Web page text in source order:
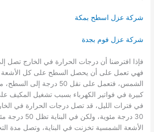
شركة عزل اسطح بمكة
شركة عزل فوم بجدة
فهي تعمل على أن يحصل السطح على كل الأشعة
الشمس، فتعمل على نقل 50
كبيرة في فواتير الكهرباء بسبب تشغيل المكيف
في فترات الليل، قد تصل درجات الحرارة في
30 درجة مئوية، ولكن